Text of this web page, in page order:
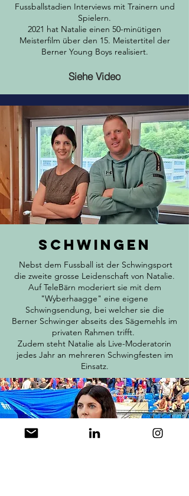
Fussballstadien Interviews mit Trainern und
Spielern.
2021 hat Natalie einen 50-minütigen
Meisterfilm über den 15. Meistertitel der
Berner Young Boys realisiert.
Siehe Video
Schwingen
Nebst dem Fussball ist der Schwingsport
die zweite grosse Leidenschaft von Natalie.
Auf TeleBärn moderiert sie mit dem
"Wyberhaagge" eine eigene
Schwingsendung, bei welcher sie die
Berner Schwinger abseits des Sägemehls im
privaten Rahmen trifft.
Zudem steht Natalie als Live-Moderatorin
jedes Jahr an mehreren Schwingfesten im
Einsatz.